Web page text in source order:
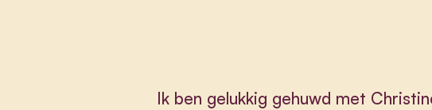
Ik ben gelukkig gehuwd met